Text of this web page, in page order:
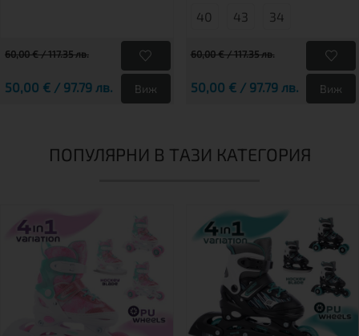
60,00 € / 117.35 лв.
50,00 € / 97.79 лв. Виж
40 43 34
60,00 € / 117.35 лв.
50,00 € / 97.79 лв. Виж
ПОПУЛЯРНИ В ТАЗИ КАТЕГОРИЯ